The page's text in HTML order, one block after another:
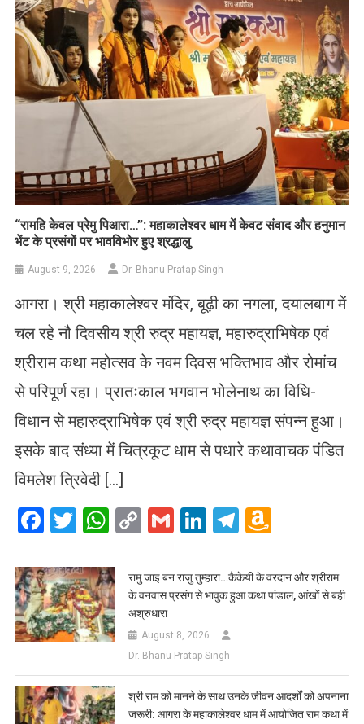
​“रामहि केवल प्रेमु पिआरा…”: महाकालेश्वर धाम में केवट संवाद और हनुमान
भेंट के प्रसंगों पर भावविभोर हुए श्रद्धालु
August 9, 2026 Dr. Bhanu Pratap Singh
आगरा। श्री महाकालेश्वर मंदिर, बूढ़ी का नगला, दयालबाग में
चल रहे नौ दिवसीय श्री रुद्र महायज्ञ, महारुद्राभिषेक एवं
श्रीराम कथा महोत्सव के नवम दिवस भक्तिभाव और रोमांच
से परिपूर्ण रहा। प्रातःकाल भगवान भोलेनाथ का विधि-
विधान से महारुद्राभिषेक एवं श्री रुद्र महायज्ञ संपन्न हुआ।
इसके बाद संध्या में चित्रकूट धाम से पधारे कथावाचक पंडित
विमलेश त्रिवेदी […]
Facebook
Twitter
WhatsApp
CopyGmailLinkedIn
Telegram
List
रामु जाइ बन राजु तुम्हारा…कैकेयी के वरदान और श्रीराम
के वनवास प्रसंग से भावुक हुआ कथा पांडाल, आंखों से बही
अश्रुधारा
August 8, 2026
Dr. Bhanu Pratap Singh
​श्री राम को मानने के साथ उनके जीवन आदर्शों को अपनाना
जरूरी: आगरा के महाकालेश्वर धाम में आयोजित राम कथा में